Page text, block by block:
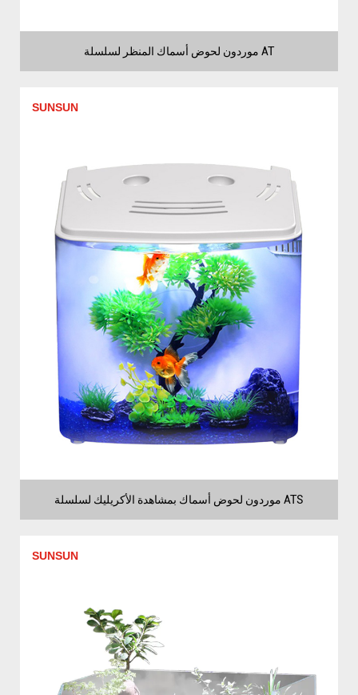
موردون لحوض أسماك المنظر لسلسلة AT
SUNSUN
موردون لحوض أسماك بمشاهدة الأكريليك لسلسلة ATS
SUNSUN